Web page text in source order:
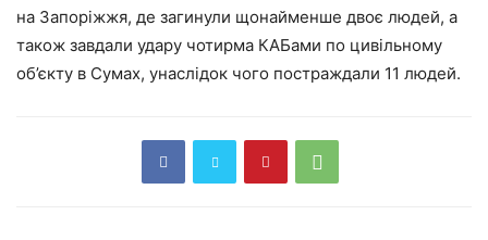
на Запоріжжя, де загинули щонайменше двоє людей, а
також завдали удару чотирма КАБами по цивільному
об’єкту в Сумах, унаслідок чого постраждали 11 людей.